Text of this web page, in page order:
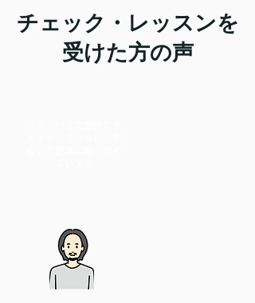
チェック・​レッスンを
受けた方の声